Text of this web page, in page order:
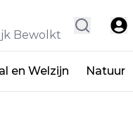
Bewolkt
en Welzijn Natuur